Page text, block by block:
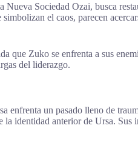
Nueva Sociedad Ozai, busca
el caos, parecen
Zuko se enfrenta a sus
del liderazgo.
enfrenta un pasado lleno de
anterior de Ursa. Sus